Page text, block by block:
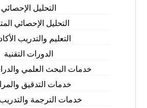
التحليل الإحصائي
التحليل الإحصائي
التعليم والتدريب
الدورات التقنية
خدمات البحث العلمي
خدمات التدقيق
خدمات الترجمة